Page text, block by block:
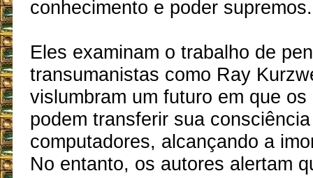
conhecimento e poder supremos.
Eles examinam o trabalho de
transumanistas como Ray
vislumbram um futuro em que os
podem transferir sua
computadores, alcançando a
No entanto, os autores alertam